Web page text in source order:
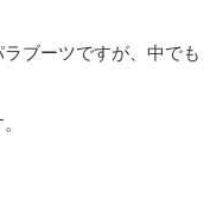
ブーツですが、中でも